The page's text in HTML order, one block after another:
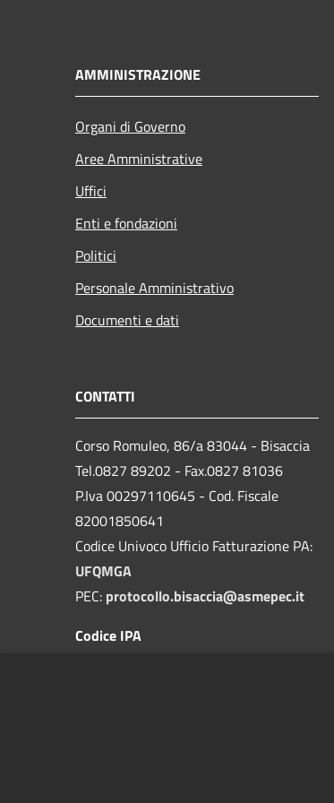
AMMINISTRAZIONE
Organi di Governo
Aree Amministrative
Uffici
Enti e fondazioni
Politici
Personale Amministrativo
Documenti e dati
CONTATTI
Corso Romuleo, 86/a 83044 - Bisaccia
Tel.0827 89202 - Fax.0827 81036
P.Iva 00297110645 - Cod. Fiscale
82001850641
Codice Univoco Ufficio Fatturazione PA:
UFQMGA
PEC: protocollo.bisaccia@asmepec.it
Codice IPA